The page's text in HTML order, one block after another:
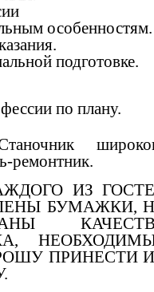
особенностям.
подготовке.
по плану.
ремонтник.
ИЗ
БУМАЖКИ,
ПРИНЕСТИ